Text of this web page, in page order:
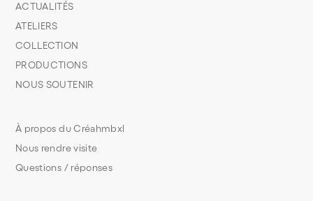
À propos du Créahmbxl
Nous rendre visite
Questions / réponses
ACTUALITÉS
ATELIERS
COLLECTION
PRODUCTIONS
NOUS SOUTENIR